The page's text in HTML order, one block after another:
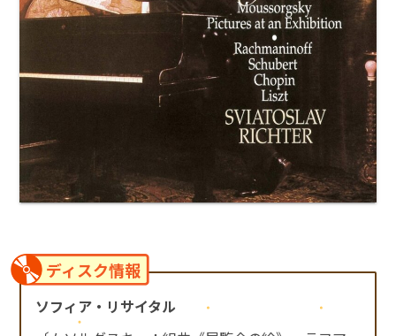
ディスク情報
ソフィア・リサイタル